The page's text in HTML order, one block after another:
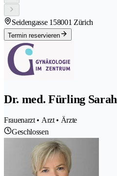
Seidengasse 158001 Zürich
Termin reservieren
Dr. med. Fürling Sarah
Frauenarzt • Arzt • Ärzte
Geschlossen